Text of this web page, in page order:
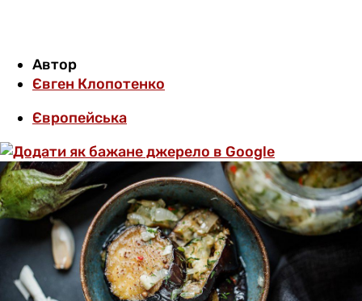
Автор
Євген Клопотенко
Європейська